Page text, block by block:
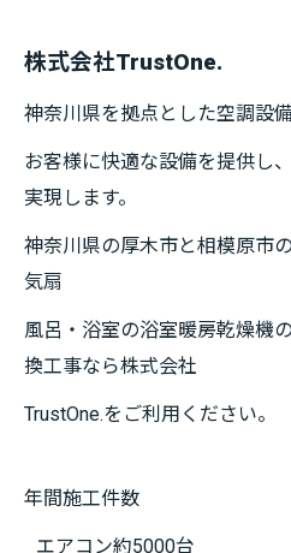
株式会社TrustOne.
神奈川県を拠点とした空調設
お客様に快適な設備を提供し
実現します。
神奈川県の厚木市と相模原市
気扇
風呂・浴室の浴室暖房乾燥機
換工事なら株式会社
TrustOne.をご利用ください。
年間施工件数
エアコン約5000台